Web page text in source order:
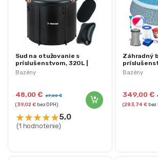
Bazény
Sud na otužovanie s
príslušenstvom, 320L |
Trizand
48,00€ 67,00€
(39,02€bez DPH)
★★★★★5,0
(1 hodnotenie)
Bazény
Záhradný
349,00€
(283,74€bez